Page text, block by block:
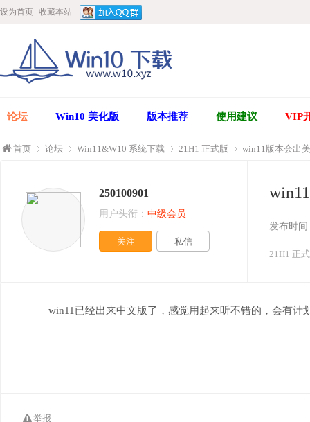
设为首页 收藏本站
论坛 Win10 美化版 版本推荐 使用建议 VIP
首页
»
论坛 Win11&W10 系统下载
›
21H1 正式版 win11版本会出
发布时间
21H1 正
250100901
用户头衔： 中级会员
关注 私信
win11已经出来中文版了，感觉用起来听不错的，会有计
举报